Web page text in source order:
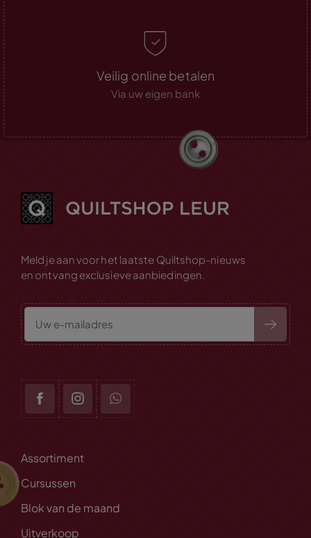
Veilig online betalen
Via uw eigen bank
Meld je aan voor het laatste Quiltshop-nieuws
en ontvang exclusieve aanbiedingen.
Assortiment
Cursussen
Blok van de maand
Uitverkoop